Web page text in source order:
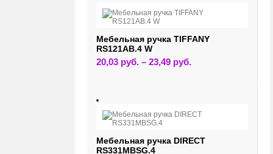
выбрать
на
товара.
Мебельная ручка TIFFANY
RS121AB.4 W
20,03 руб. –23,49 руб.
можно
странице
товара.
Мебельная ручка DIRECT
RS331MBSG.4